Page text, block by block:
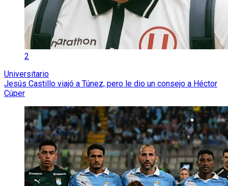
2
Universitario
Jesús Castillo viajó a Túnez, pero le dio un consejo a Héctor
Cúper